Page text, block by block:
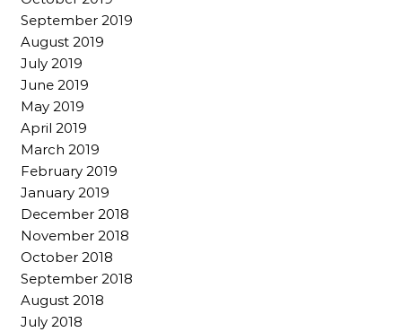
September 2019
August 2019
July 2019
June 2019
May 2019
April 2019
March 2019
February 2019
January 2019
December 2018
November 2018
October 2018
September 2018
August 2018
July 2018